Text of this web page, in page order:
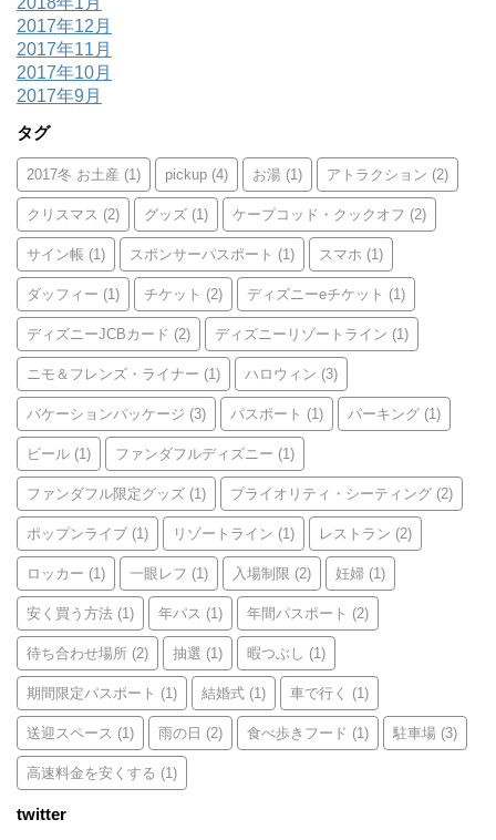
2017年12月
2017年11月
2017年10月
2017年9月
タグ
2017冬 お土産 (1) pickup (4) お湯 (1) アトラクション (2)
クリスマス (2) グッズ (1) ケープコッド・クックオフ (2)
サイン帳 (1) スポンサーパスポート (1) スマホ (1)
ダッフィー (1) チケット (2) ディズニーeチケット (1)
ディズニーJCBカード (2) ディズニーリゾートライン (1)
ニモ＆フレンズ・ライナー (1) ハロウィン (3)
バケーションパッケージ (3) パスポート (1) パーキング (1)
ビール (1) ファンダフルディズニー (1)
ファンダフル限定グッズ (1) プライオリティ・シーティング (2)
ポップンライブ (1) リゾートライン (1) レストラン (2)
ロッカー (1) 一眼レフ (1) 入場制限 (2) 妊婦 (1)
安く買う方法 (1) 年パス (1) 年間パスポート (2)
待ち合わせ場所 (2) 抽選 (1) 暇つぶし (1)
期間限定パスポート (1) 結婚式 (1) 車で行く (1)
送迎スペース (1) 雨の日 (2) 食べ歩きフード (1) 駐車場 (3)
高速料金を安くする (1)
twitter